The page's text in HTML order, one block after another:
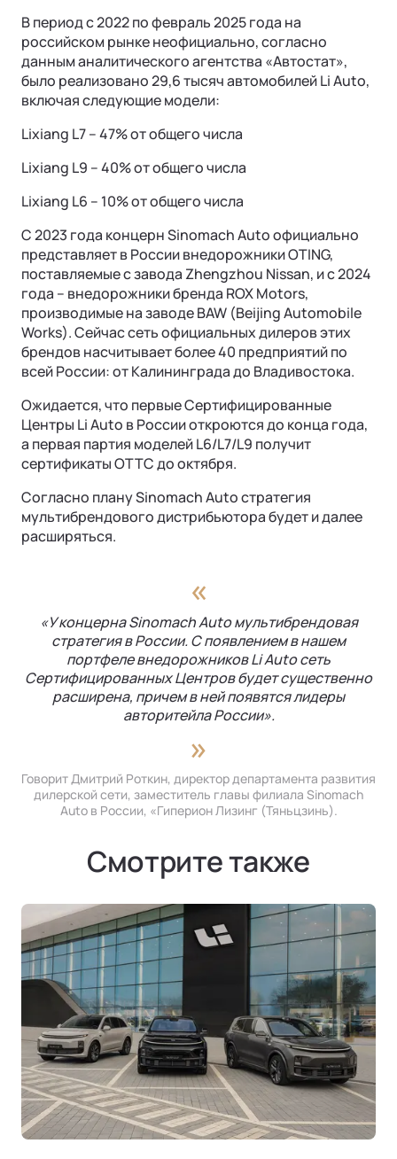
Флагманский 6-местный кроссовер
ОТ 9 650 000 ₽
Подробнее
В период с 2022 по февраль 2025 года на
российском рынке неофициально, согласно
данным аналитического агентства «Автостат»,
было реализовано 29,6 тысяч автомобилей Li Auto,
включая следующие модели:
Lixiang L7 – 47% от общего числа
Lixiang L9 – 40% от общего числа
Lixiang L6 – 10% от общего числа
С 2023 года концерн Sinomach Auto официально
представляет в России внедорожники OTING,
поставляемые с завода Zhengzhou Nissan, и с 2024
года – внедорожники бренда ROX Motors,
производимые на заводе BAW (Beijing Automobile
Works). Сейчас сеть официальных дилеров этих
брендов насчитывает более 40 предприятий по
всей России: от Калининграда до Владивостока.
Ожидается, что первые Сертифицированные
Центры Li Auto в России откроются до конца года,
а первая партия моделей L6/L7/L9 получит
сертификаты OTTC до октября.
Согласно плану Sinomach Auto стратегия
мультибрендового дистрибьютора будет и далее
расширяться.
«У концерна Sinomach Auto мультибрендовая
стратегия в России. С появлением в нашем
портфеле внедорожников Li Auto сеть
Сертифицированных Центров будет существенно
расширена, причем в ней появятся лидеры
авторитейла России».
Говорит Дмитрий Роткин, директор департамента развития
дилерской сети, заместитель главы филиала Sinomach
Auto в России, «Гиперион Лизинг (Тяньцзинь).
Смотрите также